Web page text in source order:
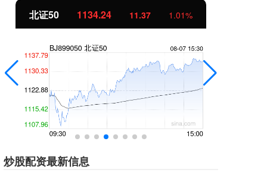
北证50 1134.24 11.37 1.01%
炒股配资最新信息